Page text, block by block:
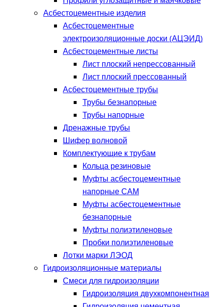
Асбестоцементные изделия
Асбестоцементные
электроизоляционные доски (АЦЭИД)
Асбестоцементные листы
Лист плоский непрессованный
Лист плоский прессованный
Асбестоцементные трубы
Трубы безнапорные
Трубы напорные
Дренажные трубы
Шифер волновой
Комплектующие к трубам
Кольца резиновые
Муфты асбестоцементные
напорные САМ
Муфты асбестоцементные
безнапорные
Муфты полиэтиленовые
Пробки полиэтиленовые
Лотки марки ЛЭОД
Гидроизоляционные материалы
Смеси для гидроизоляции
Гидроизоляция двухкомпонентная